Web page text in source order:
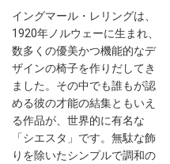
イングマール・レリングは、
1920年ノルウェーに生まれ、
数多くの優美かつ機能的なデ
ザインの椅子を作りだしてき
ました。その中でも誰もが認
める彼の才能の結集ともいえ
る作品が、世界的に有名な
「シエスタ」です。無駄な飾
りを除いたシンプルで調和の